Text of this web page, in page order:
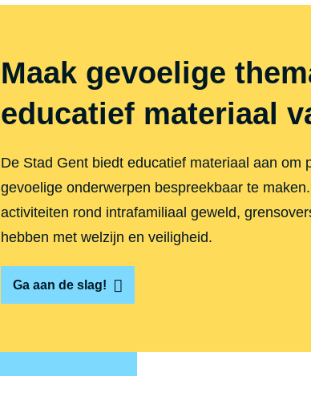
Maak gevoelige
educatief materiaal
De Stad Gent biedt educatief materiaal aan
gevoelige onderwerpen bespreekbaar te
activiteiten rond intrafamiliaal geweld,
hebben met welzijn en veiligheid.
Ga aan de slag!